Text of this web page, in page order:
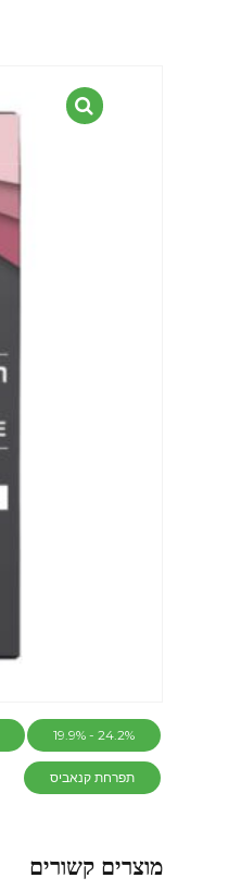
24.2% - 19.9%
תפרחת קנאביס
מוצרים קשורים